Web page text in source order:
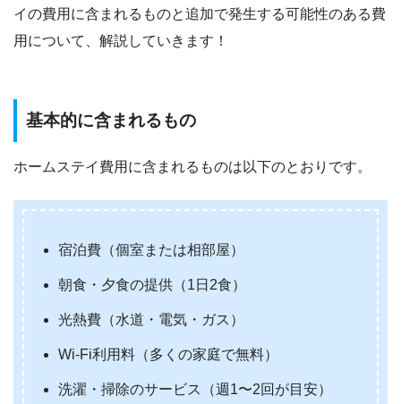
イの費用に含まれるものと追加で発生する可能性のある費
用について、解説していきます！
基本的に含まれるもの
ホームステイ費用に含まれるものは以下のとおりです。
宿泊費（個室または相部屋）
朝食・夕食の提供（1日2食）
光熱費（水道・電気・ガス）
Wi-Fi利用料（多くの家庭で無料）
洗濯・掃除のサービス（週1〜2回が目安）